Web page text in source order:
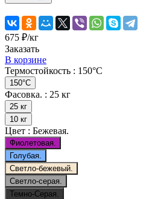
675 ₽/кг
Заказать
В корзине
Термостойкость : 150°C
150°C
Фасовка. : 25 кг
25 кг
10 кг
Цвет : Бежевая.
Фиолетовая.
Голубая.
Светло-бежевый.
Светло-серая.
Темно-Серая.